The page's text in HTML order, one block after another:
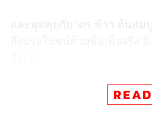
และพูดคุยกับ ‘ดร.ข้าว ต้นสม
#คำนี้ดี #คำนี้ดีOnTour #แบ